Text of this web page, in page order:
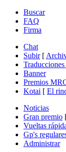
Buscar
FAQ
Firma
Chat
Subir [
Banner
Premios
Kotai [ El
Noticias
Gran premio
Vueltas
Gp's
Administrar